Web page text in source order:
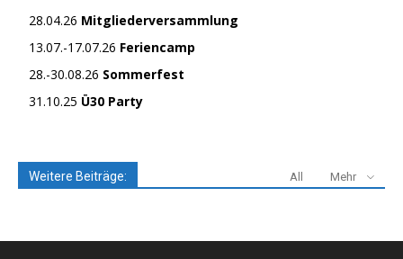
28.04.26 Mitgliederversammlung
13.07.-17.07.26 Feriencamp
28.-30.08.26 Sommerfest
31.10.25 Ü30 Party
Weitere Beiträge: All Mehr